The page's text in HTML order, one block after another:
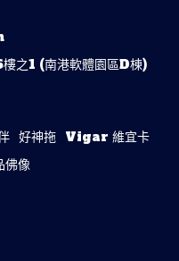
之1 (南港軟體園區D棟)
好神拖 Vigar 維宜卡
佛像